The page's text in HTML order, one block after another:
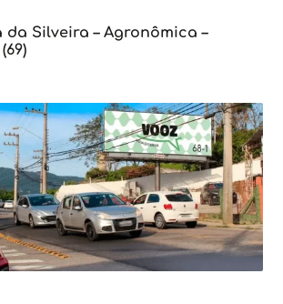
da Silveira – Agronômica –